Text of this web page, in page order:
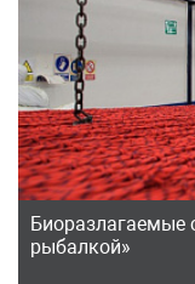
Биоразлагаемые
рыбалкой»